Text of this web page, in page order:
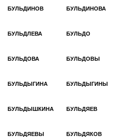
БУЛЬДИНОВ БУЛЬДИНОВА
БУЛЬДЛЕВА БУЛЬДО
БУЛЬДОВА БУЛЬДОВЫ
БУЛЬДЫГИНА БУЛЬДЫГИНЫ
БУЛЬДЫШКИНА БУЛЬДЯЕВ
БУЛЬДЯЕВЫ БУЛЬДЯКОВ